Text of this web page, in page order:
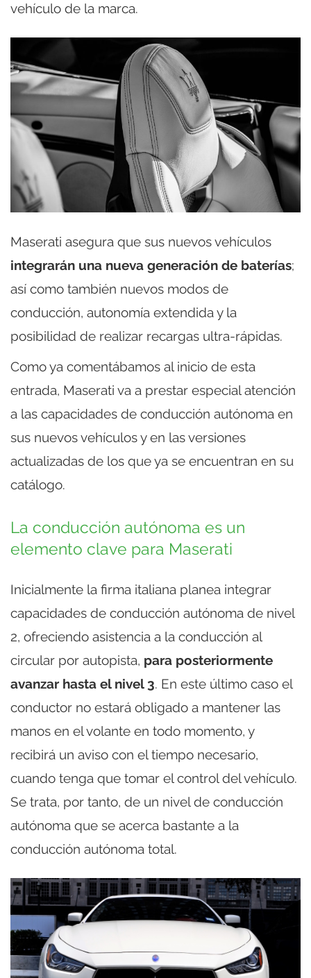
vehículo de la marca.
Maserati asegura que sus nuevos vehículos
integrarán una nueva generación de baterías;
así como también nuevos modos de
conducción, autonomía extendida y la
posibilidad de realizar recargas ultra-rápidas.
Como ya comentábamos al inicio de esta
entrada, Maserati va a prestar especial atención
a las capacidades de conducción autónoma en
sus nuevos vehículos y en las versiones
actualizadas de los que ya se encuentran en su
catálogo.
La conducción autónoma es un
elemento clave para Maserati
Inicialmente la firma italiana planea integrar
capacidades de conducción autónoma de nivel
2, ofreciendo asistencia a la conducción al
circular por autopista, para posteriormente
avanzar hasta el nivel 3. En este último caso el
conductor no estará obligado a mantener las
manos en el volante en todo momento, y
recibirá un aviso con el tiempo necesario,
cuando tenga que tomar el control del vehículo.
Se trata, por tanto, de un nivel de conducción
autónoma que se acerca bastante a la
conducción autónoma total.